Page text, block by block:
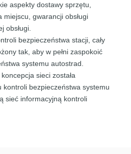
aspekty dostawy sprzętu,
gwarancji obsługi
obsługi.
bezpieczeństwa stacji, cały
tak, aby w pełni zaspokoić
systemu autostrad.
sieci została
bezpieczeństwa systemu
sieć informacyjną kontroli